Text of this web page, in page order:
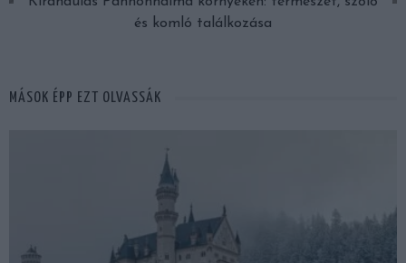
és komló találkozása
MÁSOK ÉPP EZT OLVASSÁK